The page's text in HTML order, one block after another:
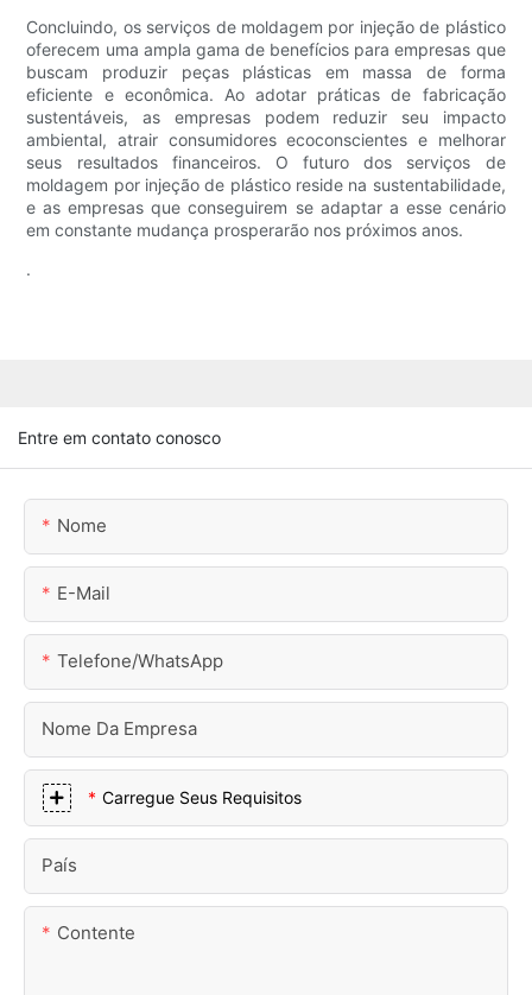
Concluindo, os serviços de moldagem por injeção de plástico
oferecem uma ampla gama de benefícios para empresas que
buscam produzir peças plásticas em massa de forma
eficiente e econômica. Ao adotar práticas de fabricação
sustentáveis, as empresas podem reduzir seu impacto
ambiental, atrair consumidores ecoconscientes e melhorar
seus resultados financeiros. O futuro dos serviços de
moldagem por injeção de plástico reside na sustentabilidade,
e as empresas que conseguirem se adaptar a esse cenário
em constante mudança prosperarão nos próximos anos.
.
Entre em contato conosco
Nome
E-Mail
Telefone/WhatsApp
Nome Da Empresa
Carregue Seus Requisitos
País
Contente